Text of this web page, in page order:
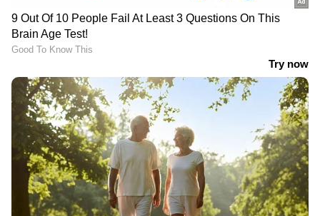
LATEST VIDEOS
വരാന്തയില്‍ അധ്യാപികയെ
കുത്തിക്കൊന്നു | Faridabad | Crime
News
വിവാഹത്തിന് നിർബന്ധിച്ചു;
വാക്കുതർക്കത്തിന് പിന്നാലെ
നൃത്ത അധ്യാപികയെ കഴുത്തു
ഞെരിച്ച് കൊലപ്പെടുത്തി